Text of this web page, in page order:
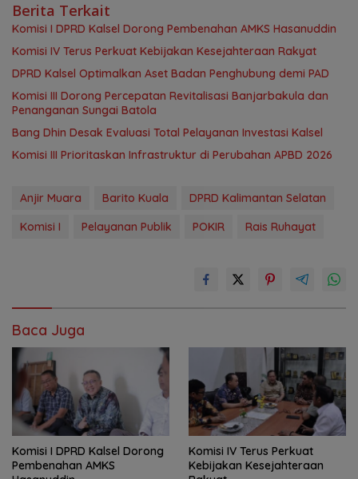
Berita Terkait
Komisi I DPRD Kalsel Dorong Pembenahan AMKS Hasanuddin
Komisi IV Terus Perkuat Kebijakan Kesejahteraan Rakyat
‎DPRD Kalsel Optimalkan Aset Badan Penghubung demi PAD
‎Komisi III Dorong Percepatan Revitalisasi Banjarbakula dan
Penanganan Sungai Batola
‎Bang Dhin Desak Evaluasi Total Pelayanan Investasi Kalsel
‎Komisi III Prioritaskan Infrastruktur di Perubahan APBD 2026
Anjir Muara Barito Kuala
DPRD Kalimantan Selatan
Komisi I
Pelayanan Publik POKIR Rais Ruhayat
Baca Juga
Komisi I DPRD Kalsel Dorong
Pembenahan AMKS
Komisi IV Terus Perkuat
Kebijakan Kesejahteraan